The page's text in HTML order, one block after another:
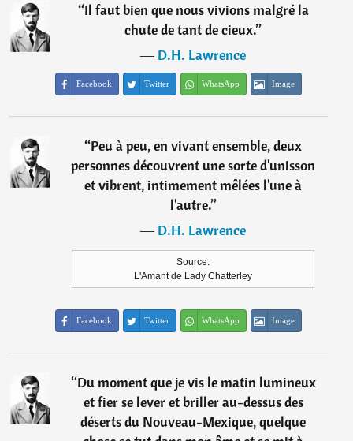
“Il faut bien que nous vivions malgré la
chute de tant de cieux.”
―D.H. Lawrence
Facebook Twitter WhatsApp Image
“Peu à peu, en vivant ensemble, deux
personnes découvrent une sorte d'unisson
et vibrent, intimement mêlées l'une à
l'autre.”
―D.H. Lawrence
Source:
L'Amant de Lady Chatterley
Facebook Twitter WhatsApp Image
“Du moment que je vis le matin lumineux
et fier se lever et briller au-dessus des
déserts du Nouveau-Mexique, quelque